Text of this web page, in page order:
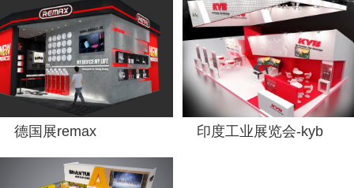
德国展remax 印度工业展览会-kyb